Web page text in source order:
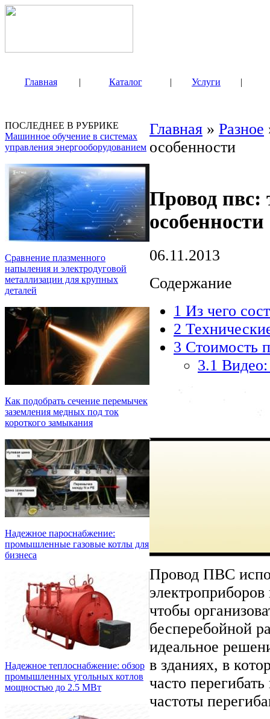
Главная | Каталог | Услуги |
ПОСЛЕДНЕЕ В РУБРИКЕ
Машинное обучение в системах
управления энергооборудованием
Сравнение плазменного
напыления и электродуговой
металлизации для крупных
деталей
Как подобрать сечение перемычек
заземления медных под ток
короткого замыкания
Надежное пароснабжение:
промышленные газовые котлы для
бизнеса
Надежное теплоснабжение: обзор
промышленных угольных котлов
мощностью до 2.5 МВт
Главная » Разное
особенности
Провод пвс:
особенности
06.11.2013
Содержание
1 Из чего
2
3 Стоимость
3.1
Провод ПВС
чтобы
бесперебойной
идеальное
в зданиях, в
часто
частоты